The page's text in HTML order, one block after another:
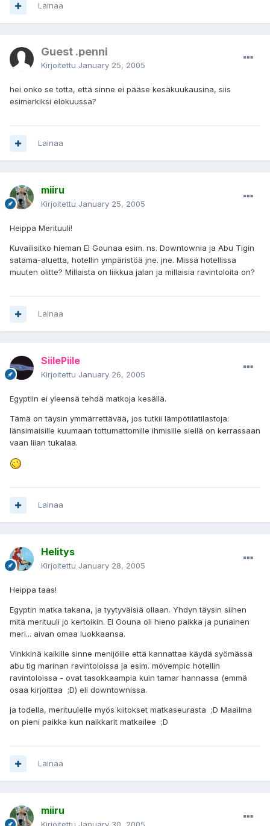
Lainaa
Guest .penni
Kirjoitettu January 25, 2005
hei onko se totta, että sinne ei pääse kesäkuukausina, siis
esimerkiksi elokuussa?
Lainaa
miiru
Kirjoitettu January 25, 2005
Heippa Merituuli!
Kuvailisitko hieman El Gounaa esim. ns. Downtownia ja Abu Tigin
satama-aluetta, hotellin ympäristöä jne. jne. Missä hotellissa
muuten olitte? Millaista on liikkua jalan ja millaisia ravintoloita on?
Lainaa
SiilePiile
Kirjoitettu January 26, 2005
Egyptiin ei yleensä tehdä matkoja kesällä.
Tämä on täysin ymmärrettävää, jos tutkii lämpötilatilastoja:
länsimaisille kuumaan tottumattomille ihmisille siellä on kerrassaan
vaan liian tukalaa.
Lainaa
Helitys
Kirjoitettu January 28, 2005
Heippa taas!
Egyptin matka takana, ja tyytyväisiä ollaan. Yhdyn täysin siihen
mitä merituuli jo kertoikin. El Gouna oli hieno paikka ja punainen
meri... aivan omaa luokkaansa.
Vinkkinä kaikille sinne menijöille että kannattaa käydä syömässä
abu tig marinan ravintoloissa ja esim. mövempic hotellin
ravintoloissa - ovat tasokkaampia kuin tamar hannassa (emmä
osaa kirjoittaa ;D) eli downtownissa.
ja todella, merituulelle myös kiitokset matkaseurasta ;D Maailma
on pieni paikka kun naikkarit matkailee ;D
Lainaa
miiru